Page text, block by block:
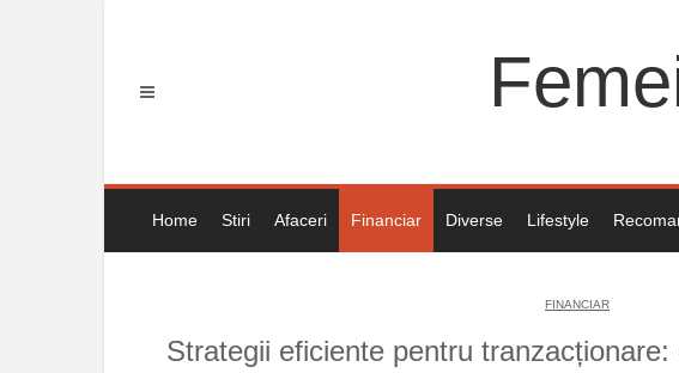
Home Stiri Afaceri Financiar Diverse Lifestyle
FINANCIAR
Strategii eficiente pentru